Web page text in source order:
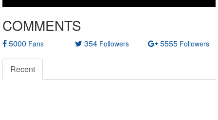
COMMENTS
5000 Fans 354 Followers 5555 Followers
Recent